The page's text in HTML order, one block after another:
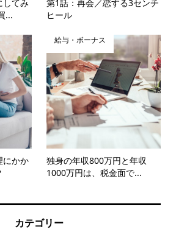
してみ
...
第1話：再会／恋する3センチ
ヒール
にかか
給与・ボーナス
独身の年収800万円と年収
1000万円は、税金面で...
カテゴリー